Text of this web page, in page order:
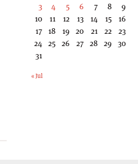
3
4 5 6 7 8
9
10
11 12 13 14 15
16
17 18 19 20 21 22
23
24 25 26 27 28 29 30
31
« Jul